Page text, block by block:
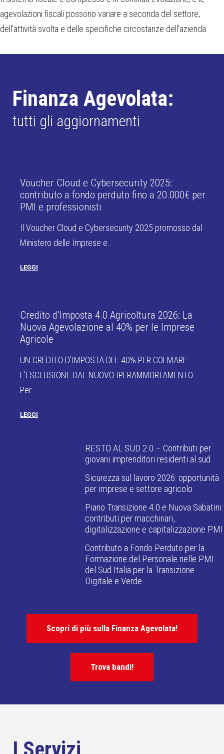
agevolazioni fiscali possono variare a seconda del settore,
dell'attività svolta e delle specifiche circostanze dell'azienda.
Finanza Agevolata:
tutti gli aggiornamenti
Voucher Cloud e Cybersecurity 2025:
contributo a fondo perduto fino a 20.000€ per
PMI e professionisti
Il Voucher Cloud e Cybersecurity 2025 promosso dal
Ministero delle Imprese e...
LEGGI
Credito d’Imposta 4.0 Agricoltura 2026: La
Nuova Agevolazione al 40% per le Imprese
Agricole
UN CREDITO D’IMPOSTA DEL 40% PER COLMARE
L’ESCLUSIONE DAL NUOVO IPERAMMORTAMENTO
Per...
LEGGI
RESTO AL SUD 2.0 – Contributi per
giovani imprenditori residenti al sud
Sicurezza sul lavoro 2026: opportunità
per imprese e settore agricolo
Piano Transizione 4.0 e Nuova Sabatini:
contributi per macchinari,
digitalizzazione e capitalizzazione PMI
Contributo a Fondo Perduto per la
Formazione del Personale nelle PMI
del Sud Italia per la Transizione
Digitale e Verde
Scopri di più sulla Finanza Agevolata!
Trova bandi!